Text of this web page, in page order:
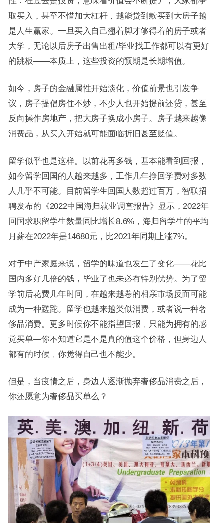
取买入，甚至不惜加大杠杆，越能贷到款买到大房子越
是人生赢家。一旦买入自己翘着脚才够得着的房子或者
大学，无论以后房子出售出租/毕业找工作都可以有更好
的跳板——本质上，这些投资的预期是长期增值。
如今，房子的金融属性开始淡化，价值前景也引发争
议，房子提倡房住不炒，不少人也开始提前还贷，甚至
反向操作房地产，把大房子换成小房子。房子越来越像
消费品，从买入开始就可能面临折旧甚至贬值。
留学似乎也是这样。以前花再多钱，基本能看到回报，
如今留学回国的人越来越多，工作几年挣回学费对多数
人几乎不可能。目前留学生回国人数超过百万，智联招
聘发布的《2022中国海归就业调查报告》显示，2022年
回国求职留学生数量同比增长8.6%，海归留学生的平均
月薪在2022年是14680元，比2021年同期上涨7%。
对于中产家庭来说，留学的味道也发生了变化——花比
国内多好几倍的钱，毕业了也未必有特别优势。为了留
学前后花费几年时间，在越来越卷的相亲市场反而可能
成为一种蹉跎。留学也越来越类似消费，或者说一种奢
侈品消费。更多时候你不能指望回报，只能为拥有的感
觉买单—你不知道它是不是真的值这个价格，但身边人
都有的时候，你觉得自己也不能少。
但是，当疫情之后，身边人逐渐抛弃奢侈品消费之后，
你还愿意为奢侈品买单么？